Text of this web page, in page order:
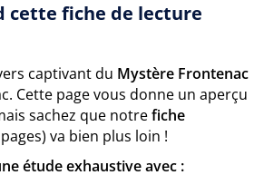
cette fiche de lecture
captivant du Mystère Frontenac
Cette page vous donne un aperçu
sachez que notrefiche
va bien plus loin !
étude exhaustive avec :